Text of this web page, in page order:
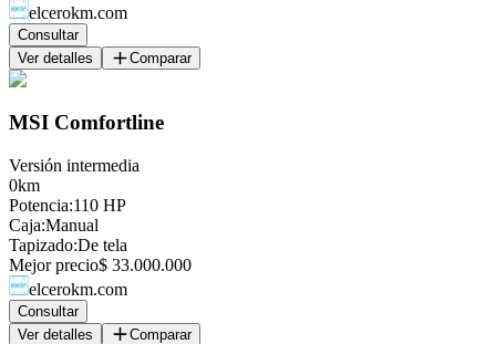
elcerokm.com
Consultar
Ver detalles
Comparar
MSI Comfortline
Versión intermedia
0km
Potencia:110 HP
Caja:Manual
Tapizado:De tela
Mejor precio$ 33.000.000
elcerokm.com
Consultar
Ver detalles
Comparar